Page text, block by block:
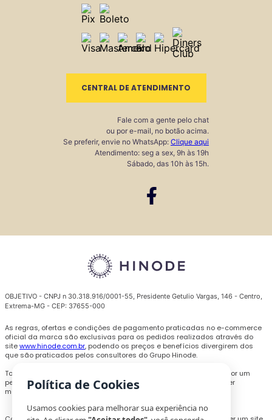
CENTRAL DE ATENDIMENTO
Fale com a gente pelo chat
ou por e-mail, no botão acima.
Se preferir, envie no WhatsApp: Clique aqui
Atendimento: seg a sex, 9h às 19h
Sábado, das 10h às 15h.
OBJETIVO - CNPJ n 30.318.916/0001-55, Presidente Getulio Vargas, 146 - Centro,
Extrema-MG - CEP: 37655-000
As regras, ofertas e condições de pagamento praticadas no e-commerce
oficial da marca são exclusivas para os pedidos realizados através do
sitewww.hinode.com.br, podendo os preços e benefícios divergirem dos
que são praticados pelos consultores do Grupo Hinode.
Todas as promoções, descontos e preços são válidos somente por um
período limitado e podem ser alterados ou encerrados a qualquer
momento sem prévio aviso.
Política de Cookies
Usamos cookies para melhorar sua experiência no